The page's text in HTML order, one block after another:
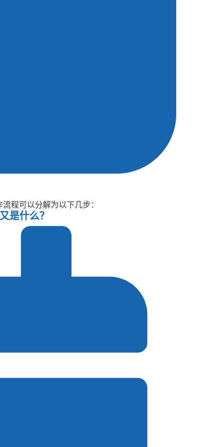
程可以分解为以下几步：
是什么？